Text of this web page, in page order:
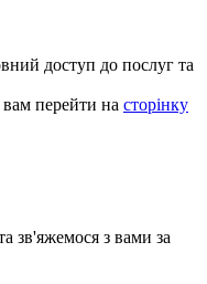
доступ до послуг та
перейти на сторінку
зв'яжемося з вами за